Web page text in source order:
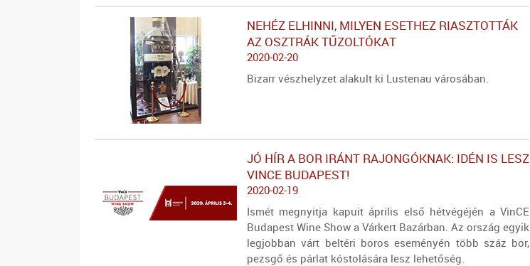
NEHÉZ ELHINNI, MILYEN ESETHEZ RIASZTOTTÁK
AZ OSZTRÁK TŰZOLTÓKAT
2020-02-20
Bizarr vészhelyzet alakult ki Lustenau városában.
JÓ HÍR A BOR IRÁNT RAJONGÓKNAK: IDÉN IS LESZ
VINCE BUDAPEST!
2020-02-19
Ismét megnyitja kapuit április első hétvégéjén a VinCE
Budapest Wine Show a Várkert Bazárban. Az ország egyik
legjobban várt beltéri boros eseményén több száz bor,
pezsgő és párlat kóstolására lesz lehetőség.